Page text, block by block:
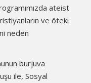
ateist
ve öteki
neden
burjuva
ile, Sosyal